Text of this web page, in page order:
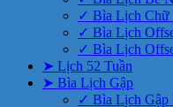
✓ Bìa Lịch Chữ
✓ Bìa Lịch
✓ Bìa Lịch
➤ Lịch 52 Tuần
➤ Bìa Lịch Gập
✓ Bìa Lịch Gập